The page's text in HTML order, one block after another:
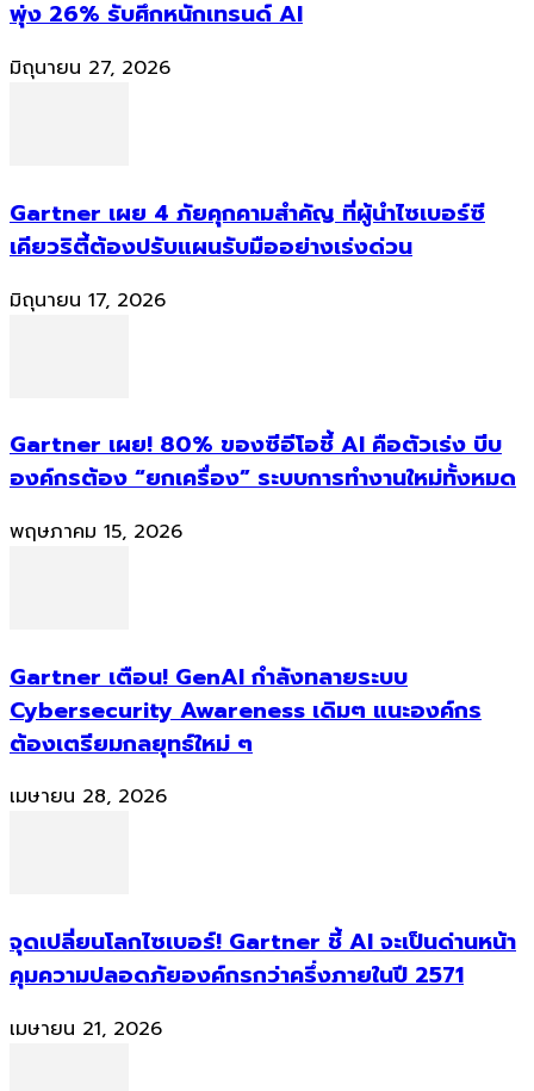
พุ่ง 26% รับศึกหนักเทรนด์ AI
มิถุนายน 27, 2026
Gartner เผย 4 ภัยคุกคามสำคัญ ที่ผู้นำไซเบอร์ซี
เคียวริตี้ต้องปรับแผนรับมืออย่างเร่งด่วน
มิถุนายน 17, 2026
Gartner เผย! 80% ของซีอีโอชี้ AI คือตัวเร่ง บีบ
องค์กรต้อง “ยกเครื่อง” ระบบการทำงานใหม่ทั้งหมด
พฤษภาคม 15, 2026
Gartner เตือน! GenAI กำลังทลายระบบ
Cybersecurity Awareness เดิมๆ แนะองค์กร
ต้องเตรียมกลยุทธ์ใหม่ ๆ
เมษายน 28, 2026
จุดเปลี่ยนโลกไซเบอร์! Gartner ชี้ AI จะเป็นด่านหน้า
คุมความปลอดภัยองค์กรกว่าครึ่งภายในปี 2571
เมษายน 21, 2026